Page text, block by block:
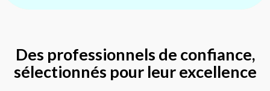
Des professionnels de confiance,
sélectionnés pour leur excellence